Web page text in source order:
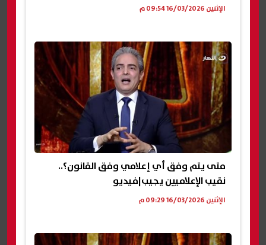
الإثنين 16/03/2026 09:54 م
متى يتم وفق أي إعلامي وفق القانون؟..
نقيب الإعلاميين يجيب|فيديو
الإثنين 16/03/2026 09:29 م